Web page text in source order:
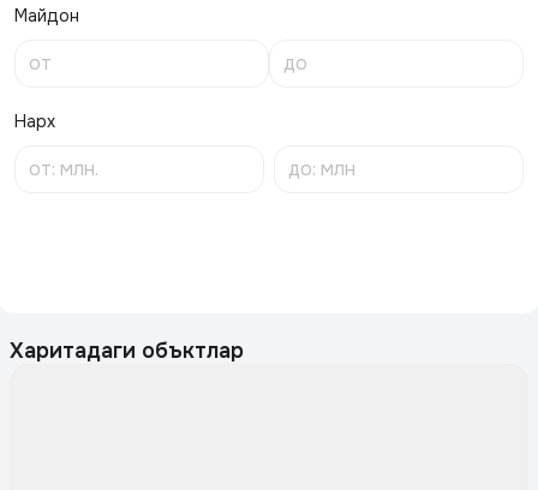
Майдон
Нарх
Харитадаги объктлар